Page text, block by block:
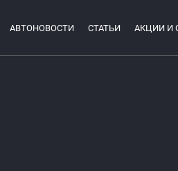
АВТОНОВОСТИ СТАТЬИ АКЦИИ И